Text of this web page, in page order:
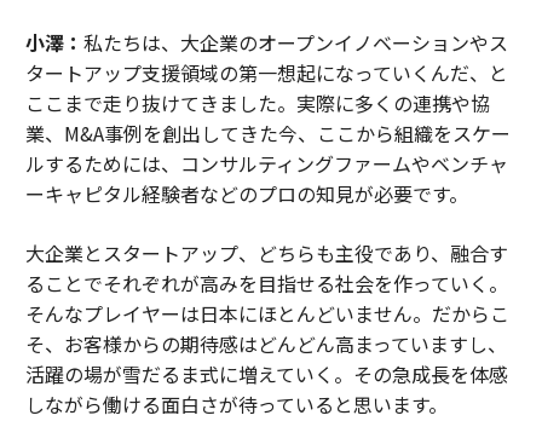
小澤： 私たちは、大企業のオープンイノベーションやス
タートアップ支援領域の第一想起になっていくんだ、と
ここまで走り抜けてきました。実際に多くの連携や協
業、M&A事例を創出してきた今、ここから組織をスケー
ルするためには、コンサルティングファームやベンチャ
ーキャピタル経験者などのプロの知見が必要です。
大企業とスタートアップ、どちらも主役であり、融合す
ることでそれぞれが高みを目指せる社会を作っていく。
そんなプレイヤーは日本にほとんどいません。だからこ
そ、お客様からの期待感はどんどん高まっていますし、
活躍の場が雪だるま式に増えていく。その急成長を体感
しながら働ける面白さが待っていると思います。